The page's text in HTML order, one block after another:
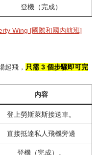
登機（完成）
Wing [國際和國內航班]
起飛， 只需 3 個步驟即可完
内容
登上勞斯萊斯接送車。
直接抵達私人飛機旁邊
登機（完成）。